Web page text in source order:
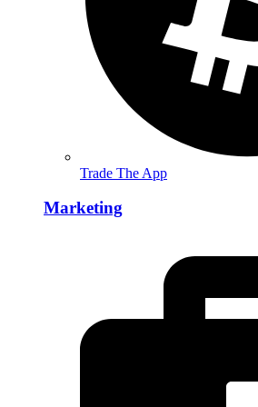
Trade The App
Marketing